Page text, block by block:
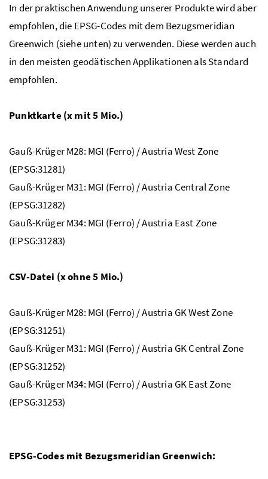
In der praktischen Anwendung unserer Produkte wird aber
empfohlen, die EPSG-Codes mit dem Bezugsmeridian
Greenwich (siehe unten) zu verwenden. Diese werden auch
in den meisten geodätischen Applikationen als Standard
empfohlen.
Punktkarte (x mit 5 Mio.)
Gauß-Krüger M28: MGI (Ferro) / Austria West Zone
(EPSG:31281)
Gauß-Krüger M31: MGI (Ferro) / Austria Central Zone
(EPSG:31282)
Gauß-Krüger M34: MGI (Ferro) / Austria East Zone
(EPSG:31283)
CSV-Datei (x ohne 5 Mio.)
Gauß-Krüger M28: MGI (Ferro) / Austria GK West Zone
(EPSG:31251)
Gauß-Krüger M31: MGI (Ferro) / Austria GK Central Zone
(EPSG:31252)
Gauß-Krüger M34: MGI (Ferro) / Austria GK East Zone
(EPSG:31253)
EPSG-Codes mit Bezugsmeridian Greenwich: